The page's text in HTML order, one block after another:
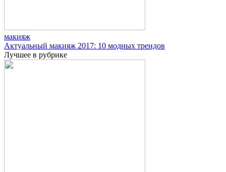
макияж
Актуальный макияж 2017: 10 модных трендов
Лучшее в рубрике